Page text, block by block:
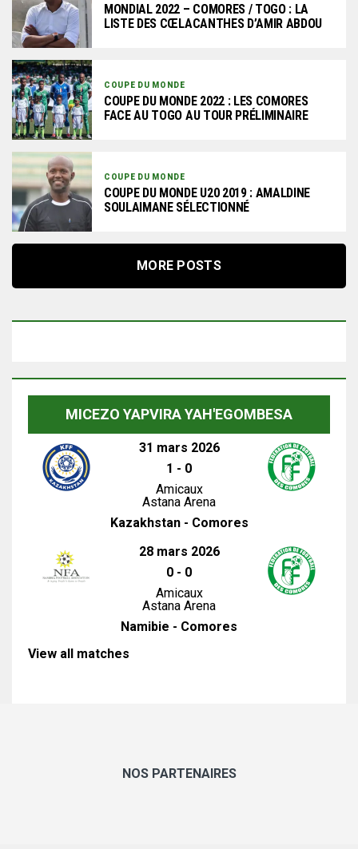
MONDIAL 2022 – COMORES / TOGO : LA
LISTE DES CŒLACANTHES D’AMIR ABDOU
COUPE DU MONDE
COUPE DU MONDE 2022 : LES COMORES
FACE AU TOGO AU TOUR PRÉLIMINAIRE
COUPE DU MONDE
COUPE DU MONDE U20 2019 : AMALDINE
SOULAIMANE SÉLECTIONNÉ
MORE POSTS
MICEZO YAPVIRA YAH'EGOMBESA
31 mars 2026
1 - 0
Amicaux
Astana Arena
Kazakhstan - Comores
28 mars 2026
0 - 0
Amicaux
Astana Arena
Namibie - Comores
View all matches
NOS PARTENAIRES